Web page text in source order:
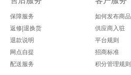
保障服务
返修|退换货
退款说明
网点自提
配送服务
如何发布商品
供应商入驻
平台规则
招商标准
积分管理规则